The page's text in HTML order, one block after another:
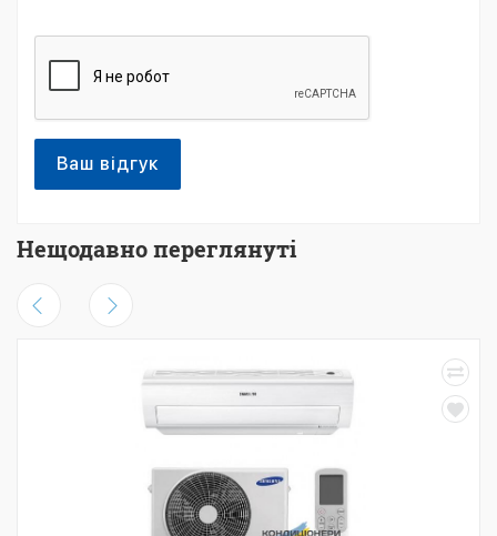
Ваш відгук
Нещодавно переглянуті